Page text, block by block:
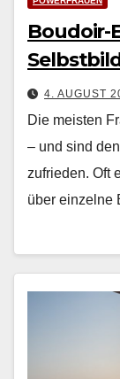
Boudoir-
4. AUGUST
Die meis­ten
– und sind
zufrieden. Oft
über einzelne